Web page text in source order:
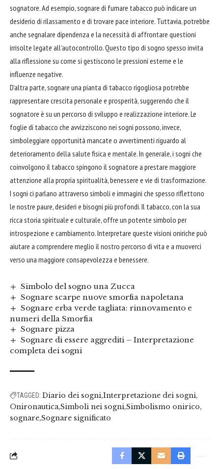
sognatore. Ad esempio, sognare di fumare tabacco può indicare un
desiderio di rilassamento e di trovare pace interiore. Tuttavia, potrebbe
anche segnalare dipendenza e la necessità di affrontare questioni
irrisolte legate all’autocontrollo. Questo tipo di sogno spesso invita
alla riflessione su come si gestiscono le pressioni esterne e le
influenze negative.
D’altra parte, sognare una pianta di tabacco rigogliosa potrebbe
rappresentare crescita personale e prosperità, suggerendo che il
sognatore è su un percorso di sviluppo e realizzazione interiore. Le
foglie di tabacco che avvizziscono nei sogni possono, invece,
simboleggiare opportunità mancate o avvertimenti riguardo al
deterioramento della salute fisica e mentale. In generale, i sogni che
coinvolgono il tabacco spingono il sognatore a prestare maggiore
attenzione alla propria spiritualità, benessere e vie di trasformazione.
I sogni ci parlano attraverso simboli e immagini che spesso riflettono
le nostre paure, desideri e bisogni più profondi. Il tabacco, con la sua
ricca storia spirituale e culturale, offre un potente simbolo per
introspezione e cambiamento. Interpretare queste visioni oniriche può
aiutare a comprendere meglio il nostro percorso di vita e a muoverci
verso una maggiore consapevolezza e benessere.
Simbolo del sogno una Zucca
Sognare scarpe nuove smorfia napoletana
Sognare erba verde tagliata: rinnovamento e
numeri della Smorfia
Sognare pizza
Sognare di essere aggrediti – Interpretazione
completa dei sogni
TAGGED: Diario dei sogni Interpretazione dei sogni
Onironautica Simboli nei sogni Simbolismo onirico
sognare Sognare significato